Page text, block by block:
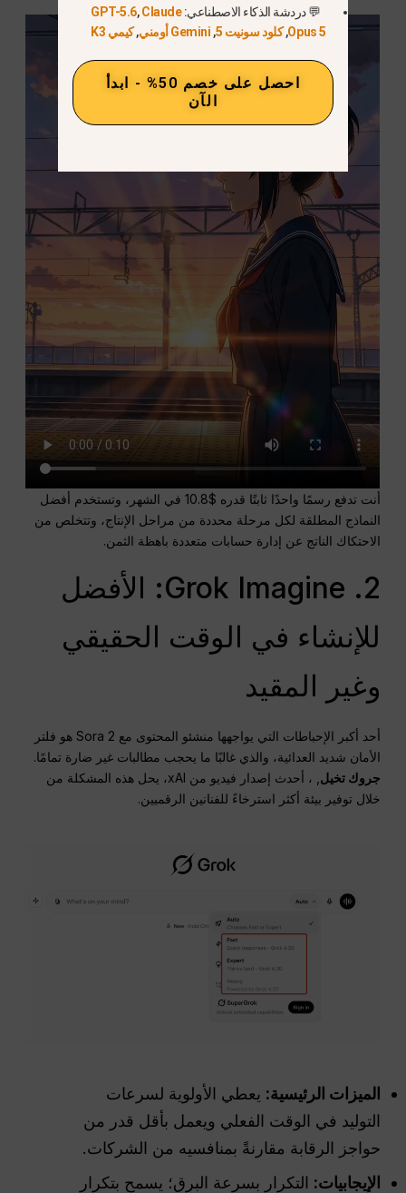
أنت تدفع رسمًا واحدًا ثابتًا قدره $10.8 في الشهر، وتستخدم أفضل
النماذج المطلقة لكل مرحلة محددة من مراحل الإنتاج، وتتخلص من
الاحتكاك الناتج عن إدارة حسابات متعددة باهظة الثمن.
2. Grok Imagine: الأفضل
للإنشاء في الوقت الحقيقي
وغير المقيد
أحد أكبر الإحباطات التي يواجهها منشئو المحتوى مع Sora 2 هو فلتر
الأمان شديد العدائية، والذي غالبًا ما يحجب مطالبات غير ضارة تمامًا.
جروك تخيل
, ، أحدث إصدار فيديو من xAI، يحل هذه المشكلة من
خلال توفير بيئة أكثر استرخاءً للفنانين الرقميين.
الميزات الرئيسية: يعطي الأولوية لسرعات
التوليد في الوقت الفعلي ويعمل بأقل قدر من
حواجز الرقابة مقارنةً بمنافسيه من الشركات.
الإيجابيات: التكرار بسرعة البرق؛ يسمح بتكرار
💬 دردشة الذكاء الاصطناعي: GPT-5.6,Claude
Opus 5
,كلود سونيت 5 , Gemini أومني ,كيمي K3
احصل على خصم 50% - ابدأ
الآن